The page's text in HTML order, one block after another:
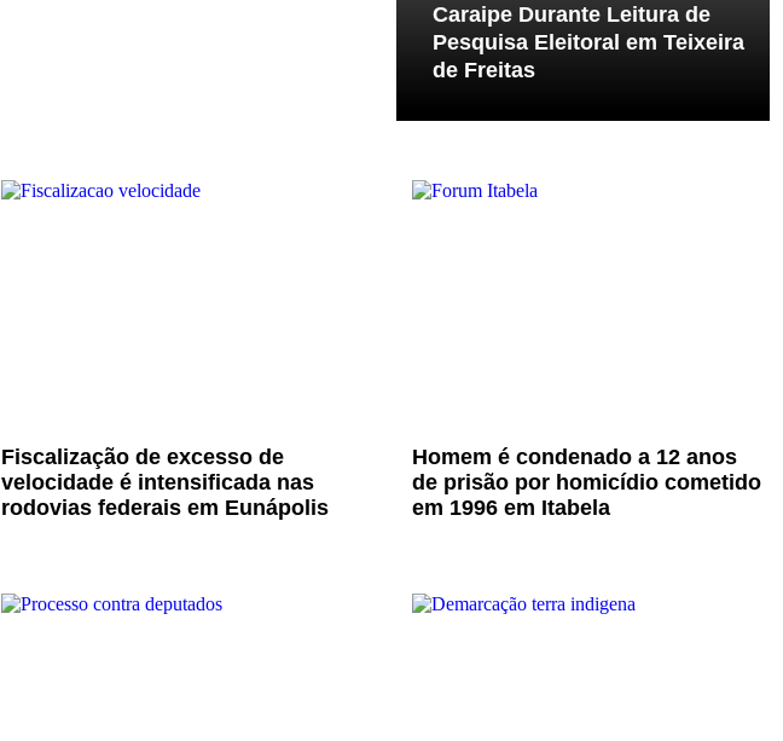
Caraipe Durante Leitura de
Pesquisa Eleitoral em Teixeira
de Freitas
Fiscalização de excesso de
velocidade é intensificada nas
rodovias federais em Eunápolis
Homem é condenado a 12 anos
de prisão por homicídio cometido
em 1996 em Itabela